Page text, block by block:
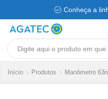
Conheça a
Início Produtos Manômetro